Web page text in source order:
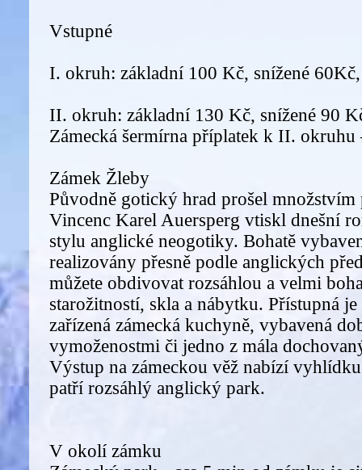
Vstupné
I. okruh: základní 100 Kč, snížené
II. okruh: základní 130 Kč, snížené 90
Zámecká šermírna příplatek k II. okruhu
Zámek Žleby
Původně gotický hrad prošel množstvím
Vincenc Karel Auersperg vtiskl dnešní
stylu anglické neogotiky. Bohatě
realizovány přesně podle anglických
můžete obdivovat rozsáhlou a velmi
starožitností, skla a nábytku. Přístupná
zařízená zámecká kuchyně, vybavená
vymoženostmi či jedno z mála
Výstup na zámeckou věž nabízí
patří rozsáhlý anglický park.
V okolí zámku